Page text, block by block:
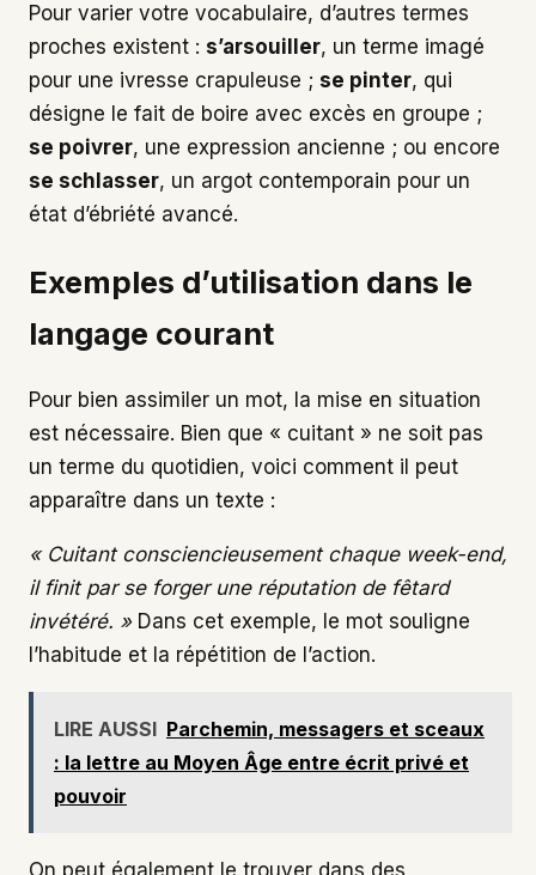
Pour varier votre vocabulaire, d’autres termes
proches existent : s’arsouiller, un terme imagé
pour une ivresse crapuleuse ; se pinter, qui
désigne le fait de boire avec excès en groupe ;
se poivrer, une expression ancienne ; ou encore
se schlasser, un argot contemporain pour un
état d’ébriété avancé.
Exemples d’utilisation dans le
langage courant
Pour bien assimiler un mot, la mise en situation
est nécessaire. Bien que « cuitant » ne soit pas
un terme du quotidien, voici comment il peut
apparaître dans un texte :
« Cuitant consciencieusement chaque week-end,
il finit par se forger une réputation de fêtard
invétéré. »Dans cet exemple, le mot souligne
l’habitude et la répétition de l’action.
LIRE AUSSI Parchemin, messagers et sceaux
: la lettre au Moyen Âge entre écrit privé et
pouvoir